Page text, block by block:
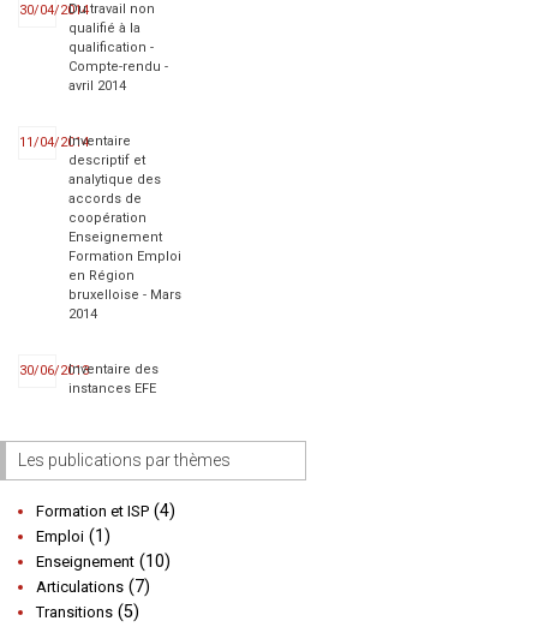
30/04/2014Du travail non
qualifié à la
qualification -
Compte-rendu -
avril 2014
11/04/2014Inventaire
descriptif et
analytique des
accords de
coopération
Enseignement
Formation Emploi
en Région
bruxelloise - Mars
2014
30/06/2013Inventaire des
instances EFE
Les publications par thèmes
Formation et ISP (4)
Emploi (1)
Enseignement (10)
Articulations (7)
Transitions (5)